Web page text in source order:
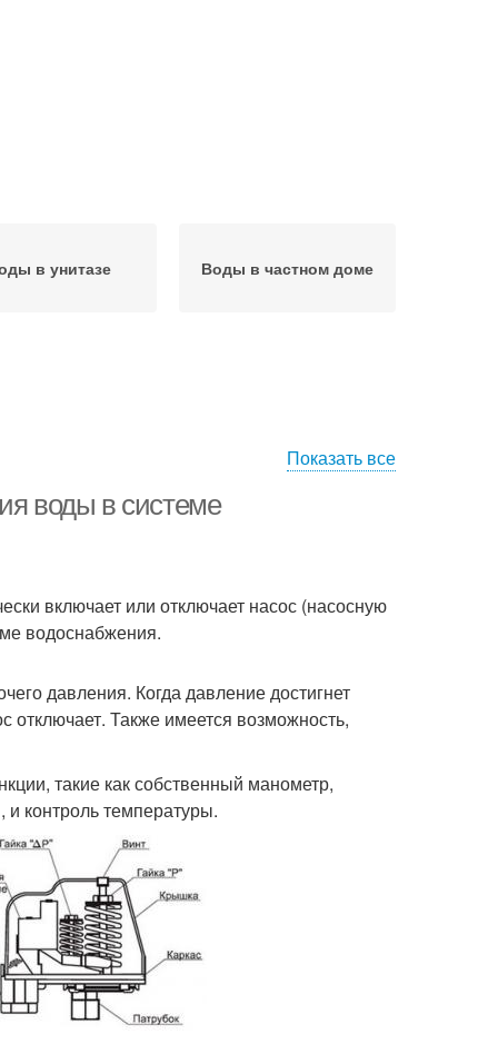
в унитазе Воды в частном доме
Показать все
воды в системе
включает или отключает насос (насосную
водоснабжения.
давления. Когда давление достигнет
отключает. Также имеется возможность,
такие как собственный манометр,
контроль температуры.